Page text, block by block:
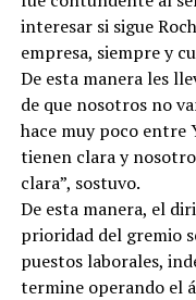
interesar si sigue
empresa, siempre y
De esta manera les
de que nosotros no
hace muy poco entre
tienen clara y
clara”, sostuvo.
De esta manera, el
prioridad del gremio
puestos laborales,
termine operando el